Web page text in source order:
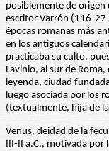
posiblemente de
escritor Varrón (116-27
épocas romanas más
en los antiguos
practicaba su culto,
Lavinio, al sur de
leyenda, ciudad
luego asociada por los
(textualmente, hija de
Venus, deidad de la
III-II a.C., motivada por